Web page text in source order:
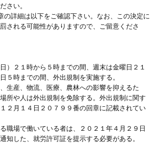
さい。
の詳細は以下をご確認下さい。なお、この決定に
される可能性がありますので、ご留意くださ
）２１時から５時までの間、週末は金曜日２１
５時までの間、外出規制を実施する。
生産、物流、医療、農林への影響を抑えるた
所や人は外出規制を免除する。外出規制に関す
２月１４日２０７９９番の回章に記載されてい
職場で働いている者は、２０２１年４月２９日
知した、就労許可証を提示する必要がある。